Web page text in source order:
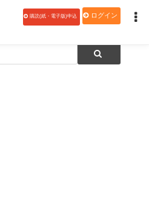
購読(紙・電子版)申込 ログイン